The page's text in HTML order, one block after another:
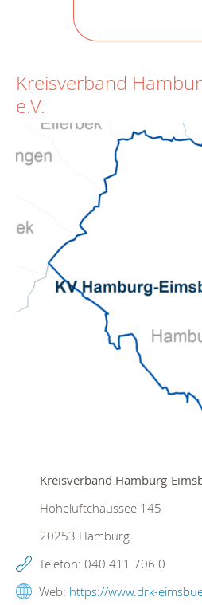
Kreisverband
e.V.
Kreisverband Hamburg-
Hoheluftchaussee 145
20253 Hamburg
Telefon: 040 411 706 0
Web: https://www.drk-